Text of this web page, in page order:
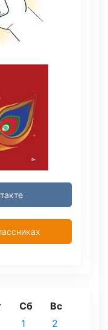
Сб Вс
1
2